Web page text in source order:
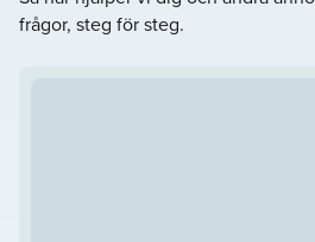
Segeltorp. Vårt mål är att
frågor, steg för steg.